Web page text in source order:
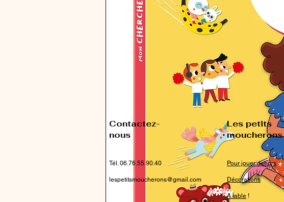
Contactez-
nous
Les petits
moucherons
Tél. 06.76.55.90.40
lespetitsmoucherons@gmail.com
Pour jouer dehors
Décorations
A table !